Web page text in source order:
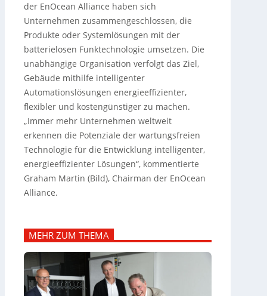
der EnOcean Alliance haben sich
Unternehmen zusammengeschlossen, die
Produkte oder Systemlösungen mit der
batterielosen Funktechnologie umsetzen. Die
unabhängige Organisation verfolgt das Ziel,
Gebäude mithilfe intelligenter
Automationslösungen energieeffizienter,
flexibler und kostengünstiger zu machen.
„Immer mehr Unternehmen weltweit
erkennen die Potenziale der wartungsfreien
Technologie für die Entwicklung intelligenter,
energieeffizienter Lösungen“, kommentierte
Graham Martin (Bild), Chairman der EnOcean
Alliance.
MEHR ZUM THEMA